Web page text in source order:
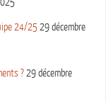
24/2529 décembre
?29 décembre